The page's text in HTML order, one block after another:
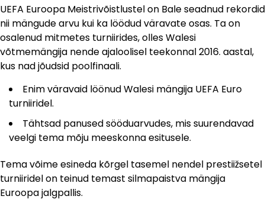
UEFA Euroopa Meistrivõistlustel on Bale seadnud rekordid
nii mängude arvu kui ka löödud väravate osas. Ta on
osalenud mitmetes turniirides, olles Walesi
võtmemängija nende ajaloolisel teekonnal 2016. aastal,
kus nad jõudsid poolfinaali.
Enim väravaid löönud Walesi mängija UEFA Euro
turniiridel.
Tähtsad panused sööduarvudes, mis suurendavad
veelgi tema mõju meeskonna esitusele.
Tema võime esineda kõrgel tasemel nendel prestiižsetel
turniiridel on teinud temast silmapaistva mängija
Euroopa jalgpallis.